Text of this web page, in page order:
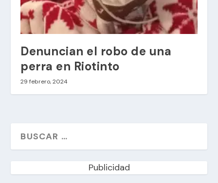
Denuncian el robo de una
perra en Riotinto
29 febrero, 2024
Publicidad